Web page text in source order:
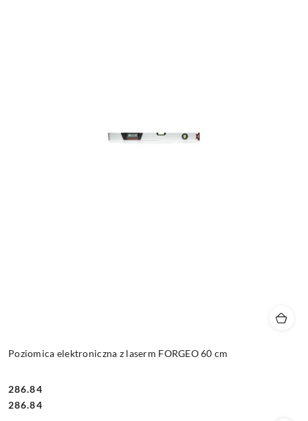
Poziomica elektroniczna z laserm FORGEO 60 cm
Cena:
286.84
Cena:
286.84